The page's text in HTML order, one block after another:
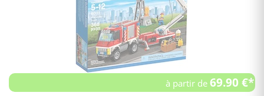
à partir de69.90 €*